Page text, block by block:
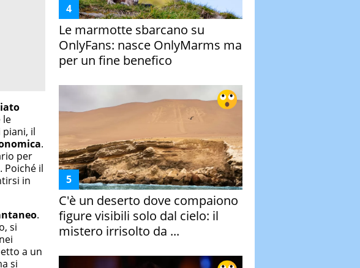
le
il
.
per
Poiché il
in
.
si
a un
si
Le marmotte sbarcano su
OnlyFans: nasce OnlyMarms ma
per un fine benefico
C'è un deserto dove compaiono
figure visibili solo dal cielo: il
mistero irrisolto da ...